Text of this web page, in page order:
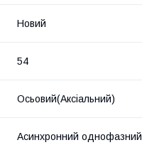
Новий
54
Осьовий(Аксіальний)
Асинхронний однофазний